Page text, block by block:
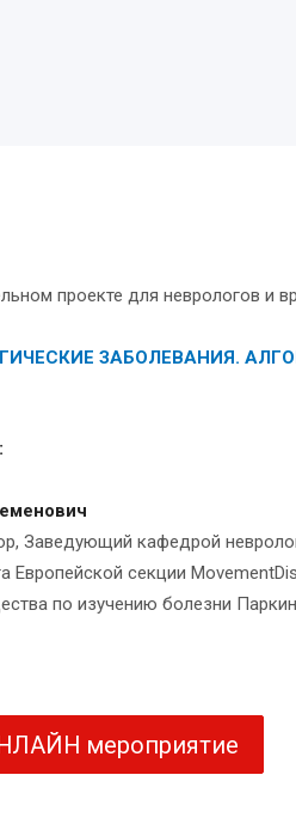
проекте для неврологов и
ЗАБОЛЕВАНИЯ.
Заведующий кафедрой
Европейской секции
по изучению болезни
мероприятие